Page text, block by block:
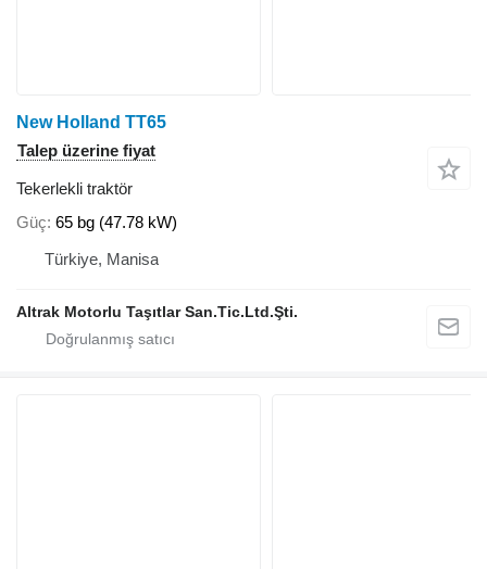
New Holland TT65
Talep üzerine fiyat
Tekerlekli traktör
Güç 65 bg (47.78 kW)
Türkiye, Manisa
Altrak Motorlu Taşıtlar San.Tic.Ltd.Şti.